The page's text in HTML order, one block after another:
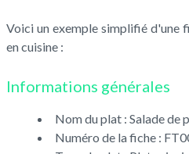
Voici un exemple simplifié d'une
en cuisine :
Informations générales
Nom du plat : Salade de
Numéro de la fiche :